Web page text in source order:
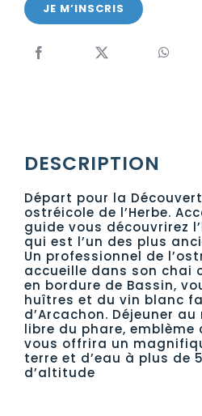
JE M’INSCRIS
DESCRIPTION
Départ pour la
ostréicole de l’Herbe.
guide vous découvrirez
qui est l’un des plus
Un professionnel de
accueille dans son chai
en bordure de Bassin,
huîtres et du vin blanc
d’Arcachon. Déjeuner
libre du phare, emblème
vous offrira un
terre et d’eau à plus de
d’altitude